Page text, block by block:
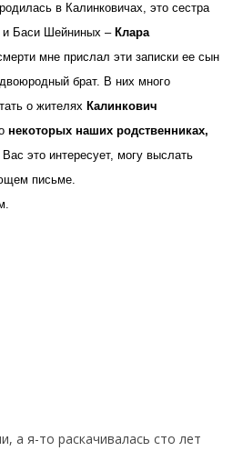
в Калинковичах, это сестра
и Баси Шейниных – Клара
мне прислал эти записки ее сын
брат. В них много
о жителях Калинкович
некоторых наших родственниках,
это интересует, могу выслать
письме.
а я-то раскачивалась сто лет